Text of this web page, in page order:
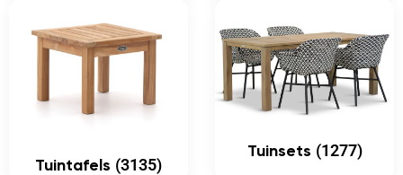
Tuintafels (3135)
Tuinsets (1277)